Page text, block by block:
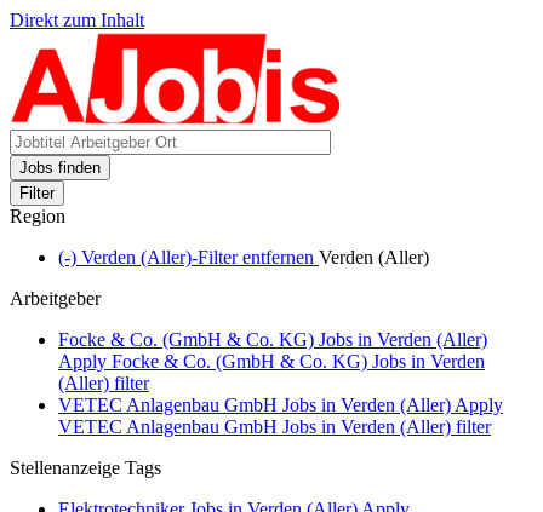
Direkt zum Inhalt
Jobs finden
Filter
Region
(-) Verden (Aller)-Filter entfernen Verden (Aller)
Arbeitgeber
Focke & Co. (GmbH & Co. KG) Jobs in Verden (Aller)
Apply Focke & Co. (GmbH & Co. KG) Jobs in Verden
(Aller) filter
VETEC Anlagenbau GmbH Jobs in Verden (Aller) Apply
VETEC Anlagenbau GmbH Jobs in Verden (Aller) filter
Stellenanzeige Tags